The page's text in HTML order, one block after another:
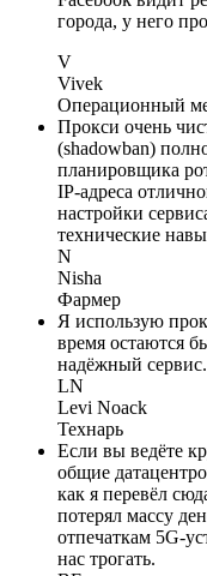
города, у него
V
Vivek
Операционный
Прокси очень
(shadowban)
планировщика
IP-адреса
настройки
технические
N
Nisha
Фармер
Я использую
время остаются
надёжный сервис.
LN
Levi Noack
Технарь
Если вы ведёте
общие
как я перевёл
потерял массу
отпечаткам 5G-
нас трогать.